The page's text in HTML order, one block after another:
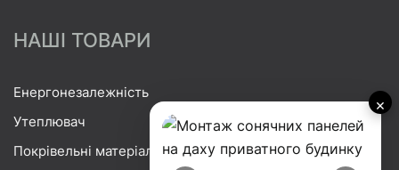
×
НАШІ ТОВАРИ
Енергонезалежність
Утеплювач
Покрівельні матеріали